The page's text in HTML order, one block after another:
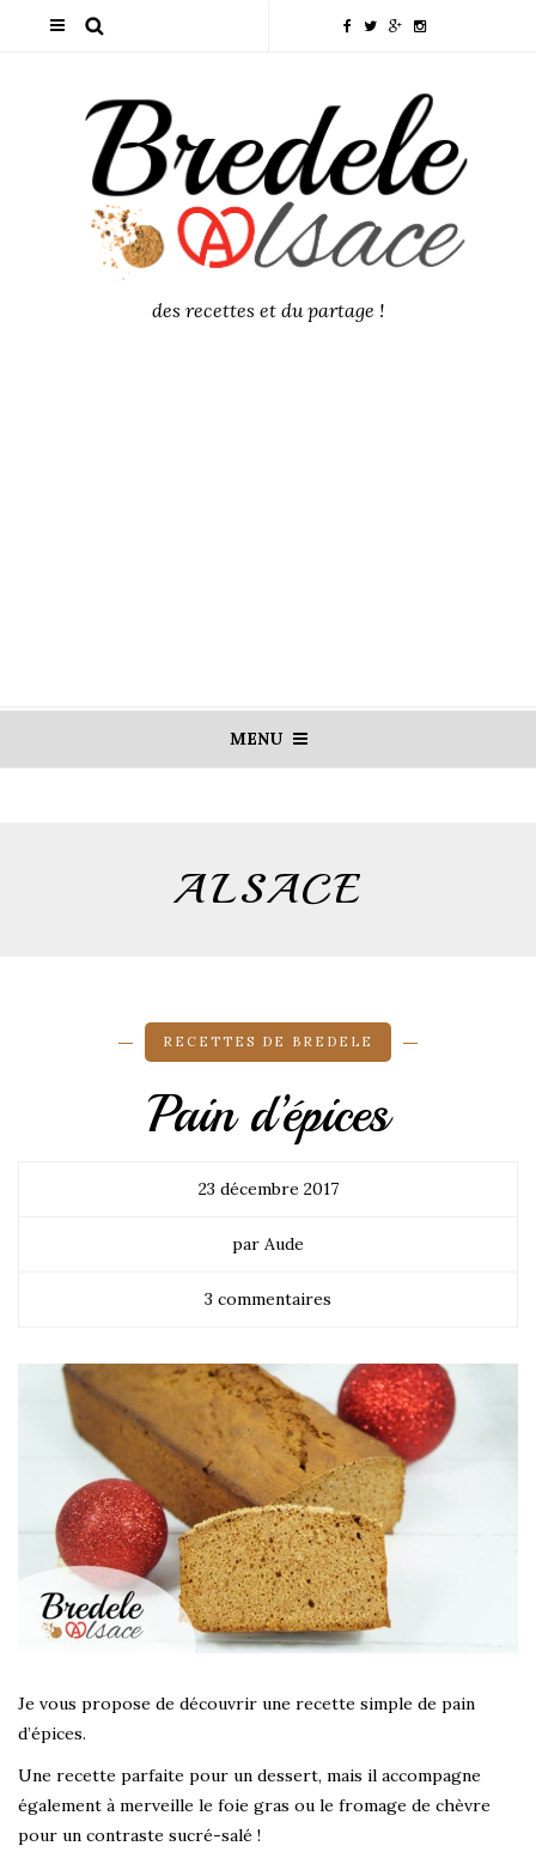
des recettes et du partage !
MENU
ALSACE
RECETTES DE BREDELE
Pain d’épices
23 décembre 2017
par Aude
3 commentaires
Je vous propose de découvrir une recette simple de pain
d’épices.
Une recette parfaite pour un dessert, mais il accompagne
également à merveille le foie gras ou le fromage de chèvre
pour un contraste sucré-salé !